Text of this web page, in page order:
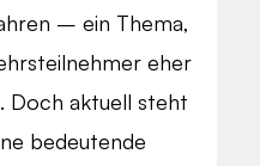
– ein Thema,
eher
Doch aktuell steht
bedeutende